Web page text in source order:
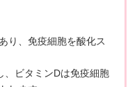
り、免疫細胞を酸化ス
、ビタミンDは免疫細胞